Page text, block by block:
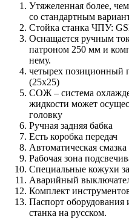
Утяжеленная более,
со стандартным
Стойка станка ЧПУ:
Оснащается ручным
патроном 250 мм и
нему.
четырех позиционный
(25х25)
СОЖ – система
жидкости может
головку
Ручная задняя бабка
Есть коробка передач
Автоматическая
Рабочая зона
Специальные кожухи
Аварийный
Комплект
Паспорт оборудования
станка на русском.